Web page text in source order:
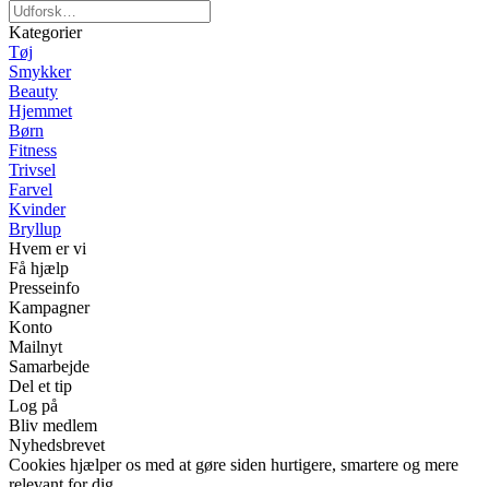
Kategorier
Tøj
Smykker
Beauty
Hjemmet
Børn
Fitness
Trivsel
Farvel
Kvinder
Bryllup
Hvem er vi
Få hjælp
Presseinfo
Kampagner
Konto
Mailnyt
Samarbejde
Del et tip
Log på
Bliv medlem
Nyhedsbrevet
Cookies hjælper os med at gøre siden hurtigere, smartere og mere